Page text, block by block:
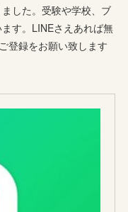
した。受験や学校、ブ
す。LINEさえあれば無
登録をお願い致します